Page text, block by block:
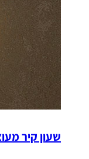
שעון קיר